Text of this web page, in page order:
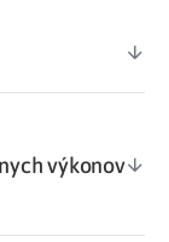
výkonov